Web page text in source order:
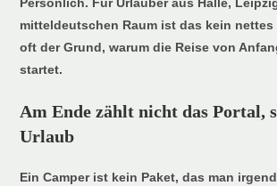
mitteldeutschen Raum ist das kein nettes
oft der Grund, warum die Reise von
startet.
Am Ende zählt nicht das Portal,
Urlaub
Ein Camper ist kein Paket, das man